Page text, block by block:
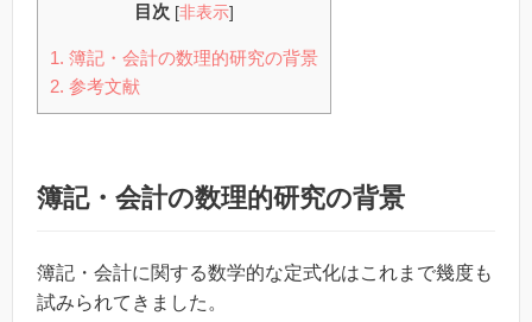
目次 [非表示]
1. 簿記・会計の数理的研究の背景
2. 参考文献
簿記・会計の数理的研究の背景
簿記・会計に関する数学的な定式化はこれまで幾度も
試みられてきました。